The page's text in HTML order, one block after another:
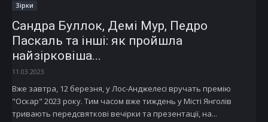
Зірки
Сандра Буллок, Демі Мур, Педро
Паскаль та інші: як пройшла
найзірковіша...
11.03.2023
Вже завтра, 12 березня, у Лос-Анджелесі вручать премію
"Оскар" 2023 року. Тим часом вже тиждень у Місті Янголів
тривають передсвяткові вечірки та презентації, на...